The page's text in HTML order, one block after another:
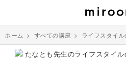
ホーム > すべての講座 > ライフスタイ